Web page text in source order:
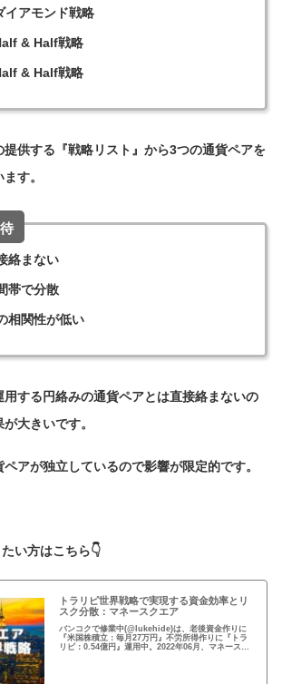
イアモンド戦略
& Half戦略
& Half戦略
提供する『戦略リスト』から3つの通貨ペアを
す。
絡まない
帯で分散
相関性が低い
用する円絡みの通貨ペアとは直接絡まないの
大きいです。
アが独立しているので影響が限定的です。
い方はこちら👇
トラリピ世界戦略で実現する資金効率とリ
スク分散：マネースクエア
バンコクで修業中(@lukehide)は、老後資金作りに
『米国株積立：毎月27万円』不労所得作りに『トラ
リピ：0.54億円』運用中。2022年06月、マネースク